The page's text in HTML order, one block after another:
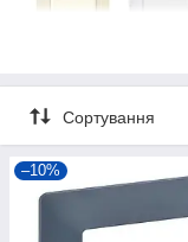
Сортування
–10%